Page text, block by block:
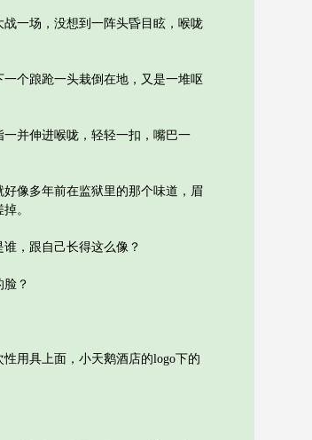
一场，没想到一阵头昏目眩，喉咙
个踉跄一头栽倒在地，又是一堆呕
并伸进喉咙，轻轻一扣，嘴巴一
像多年前在监狱里的那个味道，眉
。
，跟自己长得这么像？
？
用具上面，小天鹅酒店的logo下的